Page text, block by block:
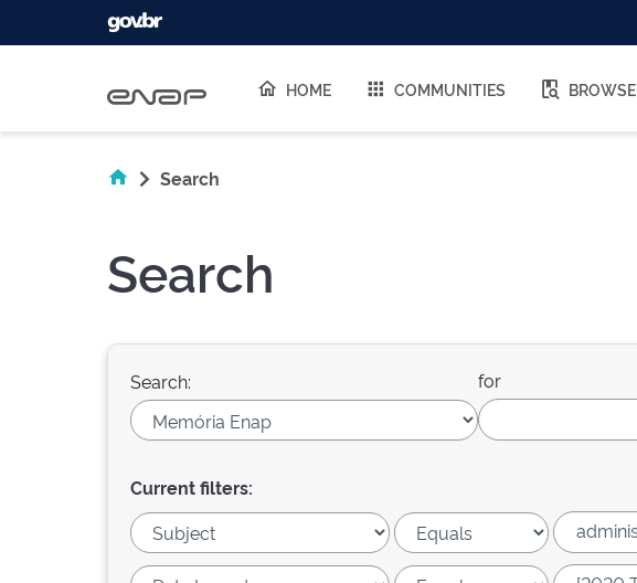
HOME COMMUNITIES BROWSE
Search
Search
Search: for
Current filters: